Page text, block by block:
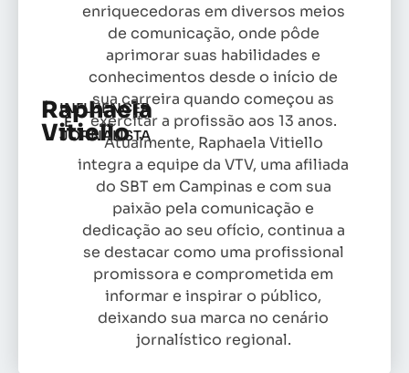
Raphaela
Vitiello
INFLUENCER
E
JORNALISTA
enriquecedoras em diversos meios
de comunicação, onde pôde
aprimorar suas habilidades e
conhecimentos desde o início de
sua carreira quando começou as
exercitar a profissão aos 13 anos.
Atualmente, Raphaela Vitiello
integra a equipe da VTV, uma afiliada
do SBT em Campinas e com sua
paixão pela comunicação e
dedicação ao seu ofício, continua a
se destacar como uma profissional
promissora e comprometida em
informar e inspirar o público,
deixando sua marca no cenário
jornalístico regional.